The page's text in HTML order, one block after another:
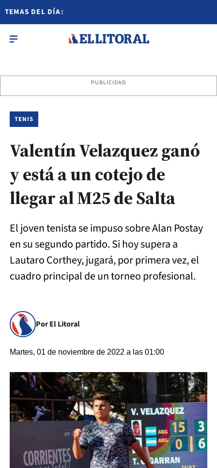
TEMAS DEL DÍA:
PUBLICIDAD
TENIS
Valentín Velazquez ganó
y está a un cotejo de
llegar al M25 de Salta
El joven tenista se impuso sobre Alan Postay
en su segundo partido. Si hoy supera a
Lautaro Corthey, jugará, por primera vez, el
cuadro principal de un torneo profesional.
Por El Litoral
Martes, 01 de noviembre de 2022 a las 01:00